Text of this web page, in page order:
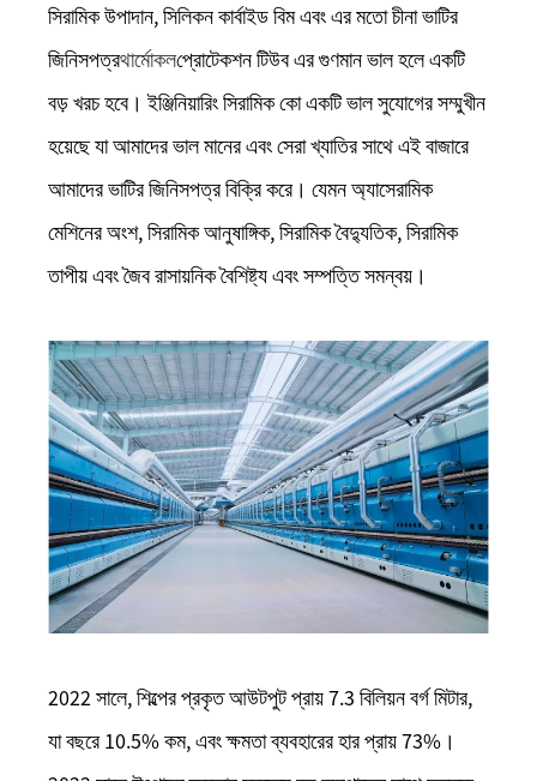
সিরামিক উপাদান, সিলিকন কার্বাইড বিম এবং এর মতো চীনা ভাটির
জিনিসপত্রথার্মোকলপ্রোটেকশন টিউব এর গুণমান ভাল হলে একটি
বড় খরচ হবে। ইঞ্জিনিয়ারিং সিরামিক কো একটি ভাল সুযোগের সম্মুখীন
হয়েছে যা আমাদের ভাল মানের এবং সেরা খ্যাতির সাথে এই বাজারে
আমাদের ভাটির জিনিসপত্র বিক্রি করে। যেমন অ্যাসেরামিক
মেশিনের অংশ, সিরামিক আনুষাঙ্গিক, সিরামিক বৈদ্যুতিক, সিরামিক
তাপীয় এবং জৈব রাসায়নিক বৈশিষ্ট্য এবং সম্পত্তি সমন্বয়।
2022 সালে, শিল্পের প্রকৃত আউটপুট প্রায় 7.3 বিলিয়ন বর্গ মিটার,
যা বছরে 10.5% কম, এবং ক্ষমতা ব্যবহারের হার প্রায় 73%।